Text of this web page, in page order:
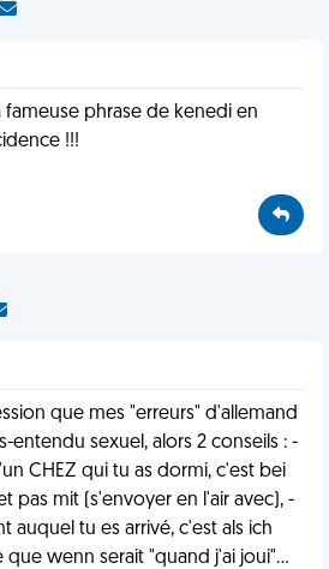
phrase de kenedi en
!!!
que mes "erreurs" d'allemand
entendu sexuel, alors 2 conseils : -
CHEZ qui tu as dormi, c'est bei
pas mit (s'envoyer en l'air avec), -
auquel tu es arrivé, c'est als ich
wenn serait "quand j'ai joui"...